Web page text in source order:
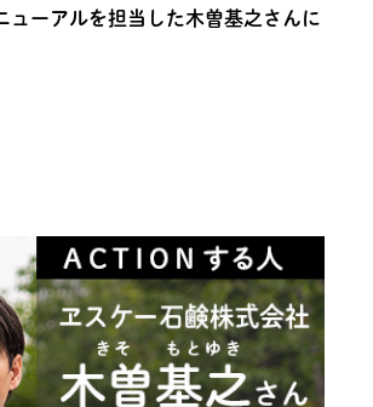
ーアルを担当した木曽基之さんに